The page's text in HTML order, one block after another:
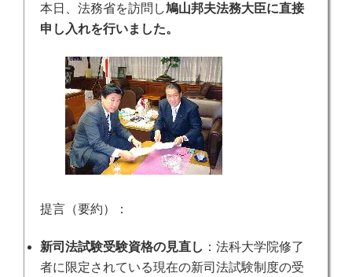
本日、法務省を訪問し鳩山邦夫法務大臣に直接
申し入れを行いました。
提言（要約）：
新司法試験受験資格の見直し ： 法科大学院修了
者に限定されている現在の新司法試験制度の受